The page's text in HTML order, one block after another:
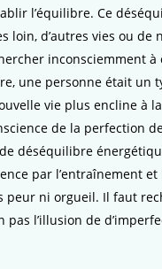
l’équilibre. Ce
loin, d’autres vies ou de
inconsciemment à
une personne était un
vie plus encline à
de la perfection
déséquilibre
par l’entraînement
peur ni orgueil. Il faut
pas l’illusion de